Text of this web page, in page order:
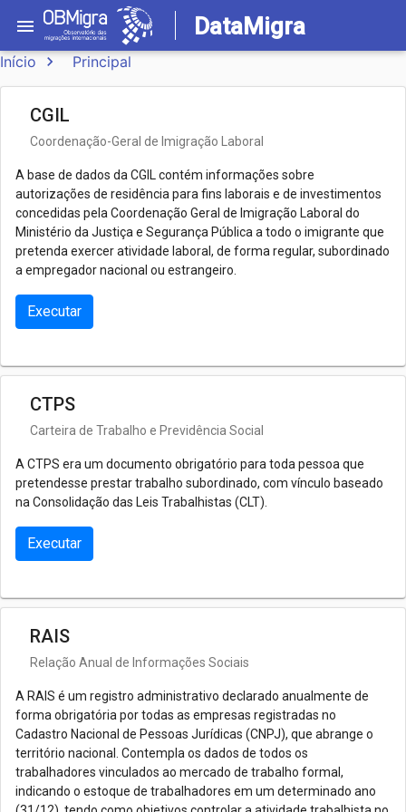
menu DataMigra
Início keyboard_arrow_right Principal
CGIL
Coordenação-Geral de Imigração Laboral
A base de dados da CGIL contém informações sobre
autorizações de residência para fins laborais e de investimentos
concedidas pela Coordenação Geral de Imigração Laboral do
Ministério da Justiça e Segurança Pública a todo o imigrante que
pretenda exercer atividade laboral, de forma regular, subordinado
a empregador nacional ou estrangeiro.
Executar
CTPS
Carteira de Trabalho e Previdência Social
A CTPS era um documento obrigatório para toda pessoa que
pretendesse prestar trabalho subordinado, com vínculo baseado
na Consolidação das Leis Trabalhistas (CLT).
Executar
RAIS
Relação Anual de Informações Sociais
A RAIS é um registro administrativo declarado anualmente de
forma obrigatória por todas as empresas registradas no
Cadastro Nacional de Pessoas Jurídicas (CNPJ), que abrange o
território nacional. Contempla os dados de todos os
trabalhadores vinculados ao mercado de trabalho formal,
indicando o estoque de trabalhadores em um determinado ano